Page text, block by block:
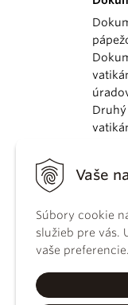
Vaše
Súbory cookie
služieb pre vás.
vaše preferencie.
Druhý
KBS
práva